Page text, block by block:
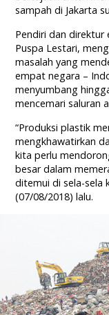
sampah di Jakarta
Pendiri dan direktur
Puspa Lestari,
masalah yang
empat negara –
menyumbang
mencemari saluran
“Produksi plastik
mengkhawatirkan
kita perlu
besar dalam
ditemui di sela-sela
(07/08/2018) lalu.